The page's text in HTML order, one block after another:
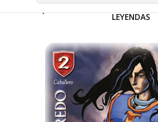
LEYENDAS